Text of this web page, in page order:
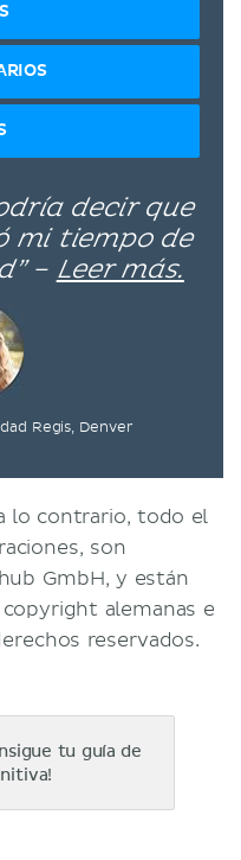
decir que
mi tiempo de
– Leer más.
Regis, Denver
lo contrario, todo el
son
GmbH, y están
alemanas e
reservados.
tu guía de